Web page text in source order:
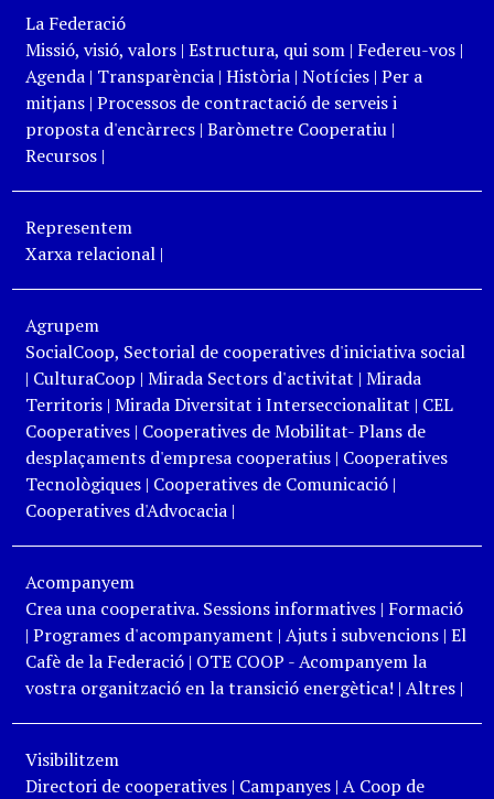
La Federació
Missió, visió, valors| Estructura, qui som| Federeu-vos|
Agenda | Transparència| Història| Notícies | Per a
mitjans| Processos de contractació de serveis i
proposta d'encàrrecs| Baròmetre Cooperatiu|
Recursos|
Representem
Xarxa relacional|
Agrupem
SocialCoop, Sectorial de cooperatives d'iniciativa social
| CulturaCoop | Mirada Sectors d'activitat | Mirada
Territoris| Mirada Diversitat i Interseccionalitat | CEL
Cooperatives| Cooperatives de Mobilitat- Plans de
desplaçaments d'empresa cooperatius| Cooperatives
Tecnològiques| Cooperatives de Comunicació|
Cooperatives d'Advocacia|
Acompanyem
Crea una cooperativa. Sessions informatives| Formació
| Programes d'acompanyament | Ajuts i subvencions| El
Cafè de la Federació| OTE COOP - Acompanyem la
vostra organització en la transició energètica! | Altres|
Visibilitzem
Directori de cooperatives| Campanyes| A Coop de